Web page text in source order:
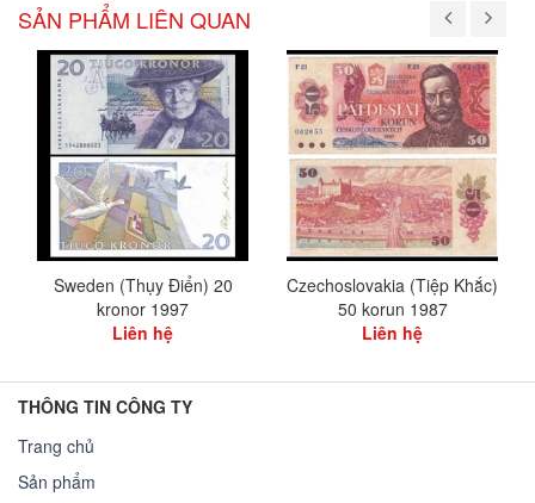
SẢN PHẨM LIÊN QUAN
Sweden (Thụy Điển) 20
kronor 1997
Liên hệ
Czechoslovakia (Tiệp Khắc)
50 korun 1987
Liên hệ
THÔNG TIN CÔNG TY
Trang chủ
Sản phẩm